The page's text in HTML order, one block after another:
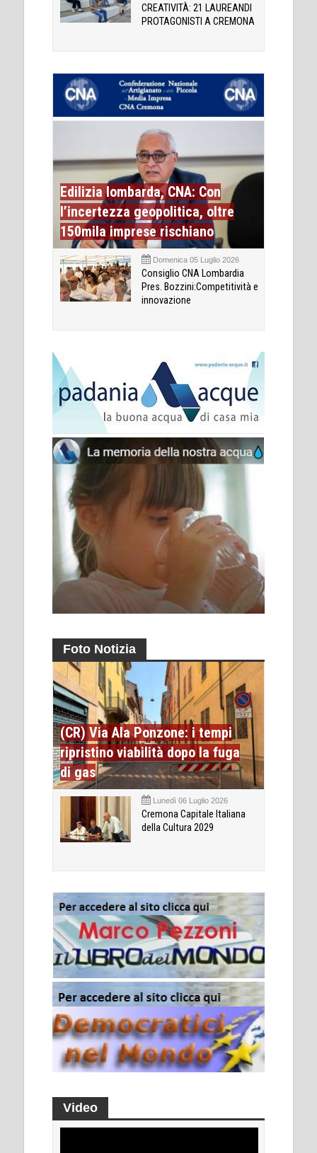
CREATIVITÀ: 21 LAUREANDI
PROTAGONISTI A CREMONA
Edilizia lombarda, CNA: Con
l’incertezza geopolitica, oltre
150mila imprese rischiano
Domenica 05 Luglio 2026
Consiglio CNA Lombardia
Pres. Bozzini:Competitività e
innovazione
Foto Notizia
(CR) Via Ala Ponzone: i tempi
ripristino viabilità dopo la fuga
di gas
Lunedì 06 Luglio 2026
Cremona Capitale Italiana
della Cultura 2029
Video